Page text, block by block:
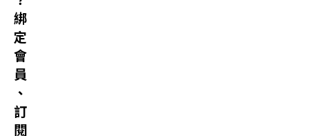
綁
定
會
員
、
訂
閱